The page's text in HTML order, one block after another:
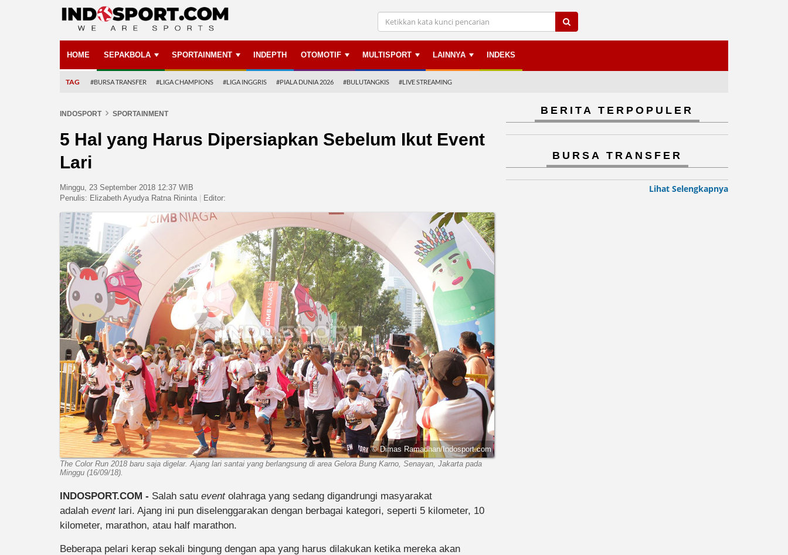
HOME SEPAKBOLA SPORTAINMENT INDEPTH OTOMOTIF MULTISPORT LAINNYA INDEKS
TAG #BURSA TRANSFER #LIGA CHAMPIONS #LIGA INGGRIS #PIALA DUNIA 2026 #BULUTANGKIS #LIVE STREAMING
INDOSPORT SPORTAINMENT
5 Hal yang Harus Dipersiapkan Sebelum Ikut Event
Lari
Minggu, 23 September 2018 12:37 WIB
Penulis: Elizabeth Ayudya Ratna Rininta Editor:
© Dimas Ramadhan/Indosport.com
The Color Run 2018 baru saja digelar. Ajang lari santai yang berlangsung di area Gelora Bung Karno, Senayan, Jakarta pada
Minggu (16/09/18).
INDOSPORT.COM - Salah satu eventolahraga yang sedang digandrungi masyarakat
adalah eventlari. Ajang ini pun diselenggarakan dengan berbagai kategori, seperti 5 kilometer, 10
kilometer, marathon, atau half marathon.
Beberapa pelari kerap sekali bingung dengan apa yang harus dilakukan ketika mereka akan
BERITA TERPOPULER
BURSA TRANSFER
Lihat Selengkapnya